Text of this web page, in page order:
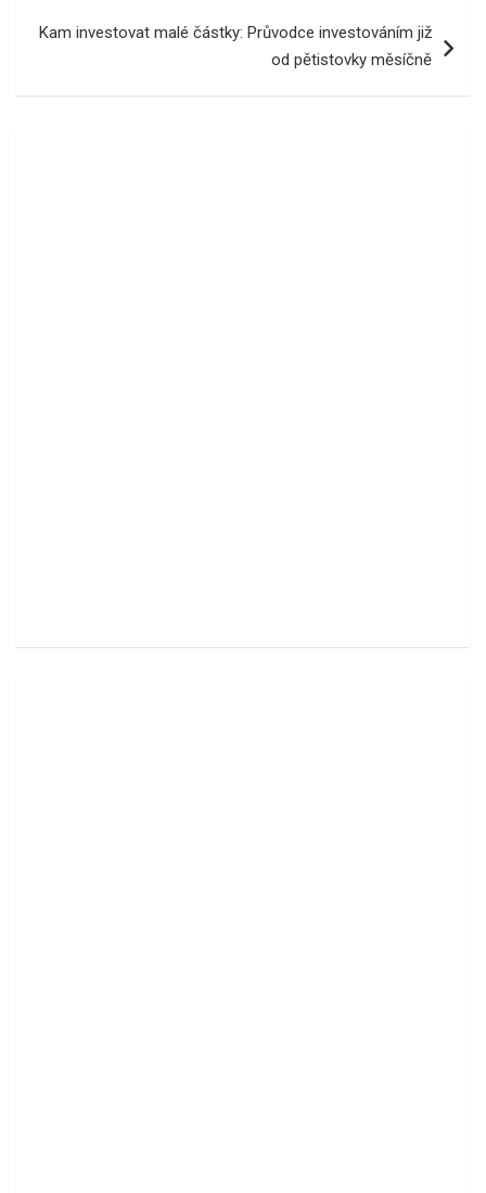
Kam investovat malé částky: Průvodce investováním již
od pětistovky měsíčně